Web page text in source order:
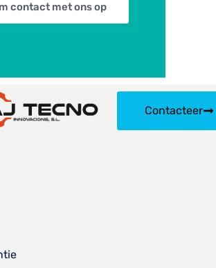
contact met ons op
Contacteer